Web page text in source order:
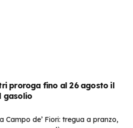
proroga fino al 26 agosto il
gasolio